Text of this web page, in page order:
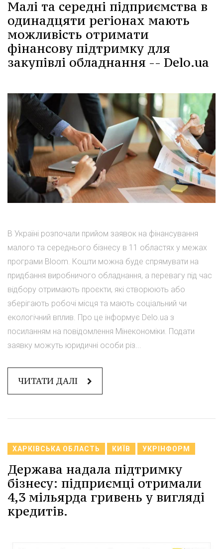
Малі та середні підприємства в
одинадцяти регіонах мають
можливість отримати
фінансову підтримку для
закупівлі обладнання -- Delo.ua
В Україні розпочали прийом заявок на фінансування
малого та середнього бізнесу в 11 областях у межах
програми Bloom. Кошти можна буде спрямувати на
придбання виробничого обладнання, а перевагу під час
відбору отримають проєкти, які створюють або
зберігають робочі місця та мають соціальний чи
екологічний вплив. Про це інформує Delo.ua з
посиланням на повідомлення Мінекономіки. Подати
заявку можуть юридичні особи різ...
ЧИТАТИ ДАЛІ
ХАРКІВСЬКА ОБЛАСТЬ КИЇВ УКРІНФОРМ
Держава надала підтримку
бізнесу: підприємці отримали
4,3 мільярда гривень у вигляді
кредитів.